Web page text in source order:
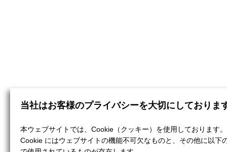
当社はお客様のプライバシーを大切にしておりま
本ウェブサイトでは、Cookie（クッキー）を使用しております。
Cookie にはウェブサイトの機能不可欠なものと、その他に以下